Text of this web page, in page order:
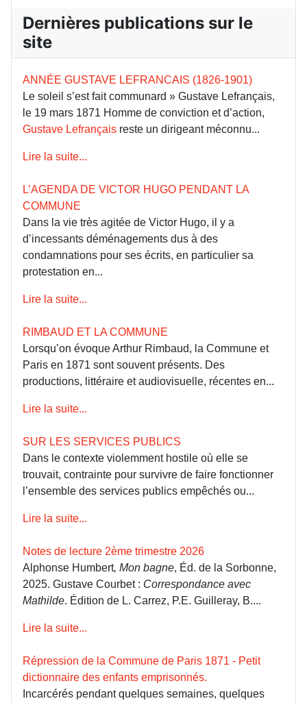
Dernières publications sur le
site
ANNÉE GUSTAVE LEFRANCAIS (1826-1901)
Le soleil s’est fait communard » Gustave Lefrançais,
le 19 mars 1871 Homme de conviction et d’action,
Gustave Lefrançais reste un dirigeant méconnu...
Lire la suite...
L’AGENDA DE VICTOR HUGO PENDANT LA
COMMUNE
Dans la vie très agitée de Victor Hugo, il y a
d’incessants déménagements dus à des
condamnations pour ses écrits, en particulier sa
protestation en...
Lire la suite...
RIMBAUD ET LA COMMUNE
Lorsqu’on évoque Arthur Rimbaud, la Commune et
Paris en 1871 sont souvent présents. Des
productions, littéraire et audiovisuelle, récentes en...
Lire la suite...
SUR LES SERVICES PUBLICS
Dans le contexte violemment hostile où elle se
trouvait, contrainte pour survivre de faire fonctionner
l’ensemble des services publics empêchés ou...
Lire la suite...
Notes de lecture 2ème trimestre 2026
Alphonse Humbert, Mon bagne, Éd. de la Sorbonne,
2025. Gustave Courbet : Correspondance avec
Mathilde. Édition de L. Carrez, P.E. Guilleray, B....
Lire la suite...
Répression de la Commune de Paris 1871 - Petit
dictionnaire des enfants emprisonnés.
Incarcérés pendant quelques semaines, quelques